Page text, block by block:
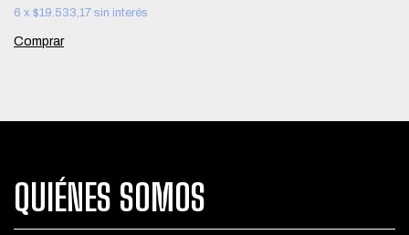
6 x $19.533,17 sin interés
Comprar
QUIÉNES SOMOS